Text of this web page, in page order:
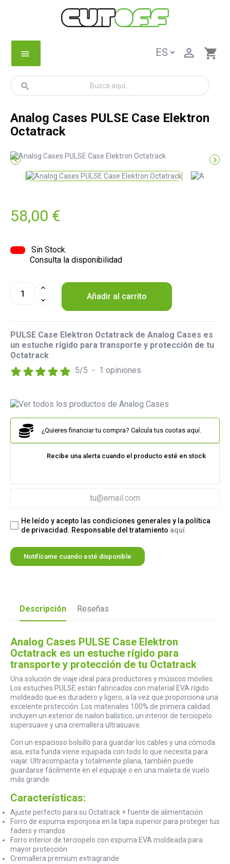
menu shopping_cart

search
Analog Cases PULSE Case Elektron
Octatrack
 
58,00 €
Sin Stock.
Consulta la disponibilidad
Añadir al carrito
PULSE Case Elektron Octatrack de Analog Cases es
un estuche rígido para transporte y protección de tu
Octatrack
5/5 - 1 opiniones
¿Quieres financiar tu compra? Calcula tus cuotas aquí.
Recibe una alerta cuando el producto esté en stock
He leído y acepto las condiciones generales y la política
de privacidad. Responsable del tratamiento aquí.
Notifícame cuando esté disponible
Descripción Reseñas
Analog Cases PULSE Case Elektron
Octatrack es un estuche rígido para
transporte y protección de tu Octatrack
Una solución de viaje ideal para productores y músicos móviles.
Los estuches PULSE están fabricados con material EVA rígido
moldeado que es duradero y ligero, a la vez que proporciona una
excelente protección. Los materiales 100% de primera calidad
incluyen un exterior de nailon balístico, un interior de terciopelo
supersuave y una cremallera ultrasuave.
Con un espacioso bolsillo para guardar los cables y una cómoda
asa, esta funda viene equipada con todo lo que necesita para
viajar. Ultracompacta y totalmente plana, también puede
guardarse fácilmente en el equipaje o en una maleta de vuelo
más grande.
Características:
Ajuste perfecto para su Octatrack + fuente de alimentación
Forro de espuma esponjosa en la tapa superior para proteger tus
faders y mandos
Forro interior de terciopelo con espuma EVA moldeada para
mayor protección
Cremallera premium extragrande